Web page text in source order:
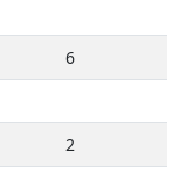
6
2